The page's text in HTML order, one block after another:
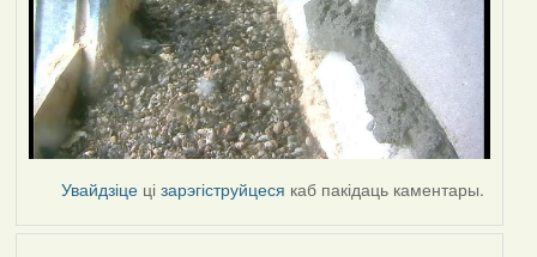
Увайдзіце цізарэгіструйцеся каб пакідаць каментары.